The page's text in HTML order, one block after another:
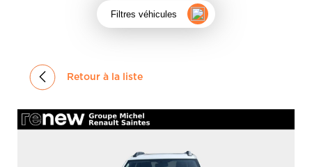
RENAULT
ALPINE
LIGIER
NOS
GROUPE
MICHEL
Filtres véhicules
Retour à la liste